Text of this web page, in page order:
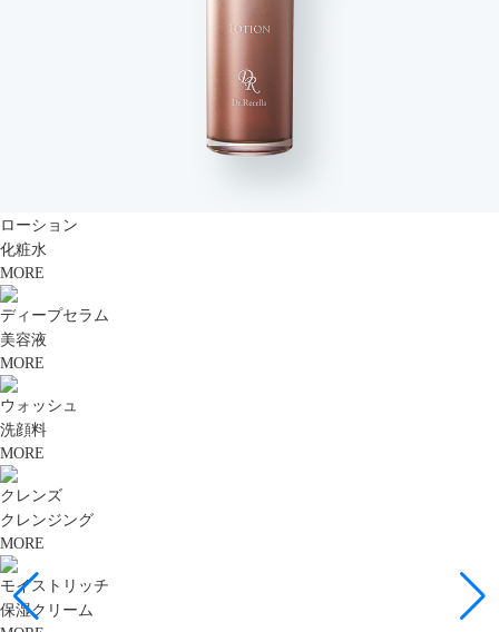
ローション
化粧水
MORE
ディープセラム
美容液
MORE
ウォッシュ
洗顔料
MORE
クレンズ
クレンジング
MORE
モイストリッチ
保湿クリーム